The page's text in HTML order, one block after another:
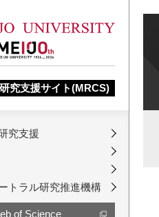
究支援サイト(MRCS)
究支援
トラル研究推進機構
of Science